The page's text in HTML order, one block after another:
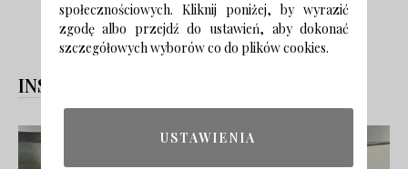
INSTAGRAM
społecznościowych. Kliknij poniżej, by wyrazić
zgodę albo przejdź do ustawień, aby dokonać
szczegółowych wyborów co do plików cookies.
USTAWIENIA